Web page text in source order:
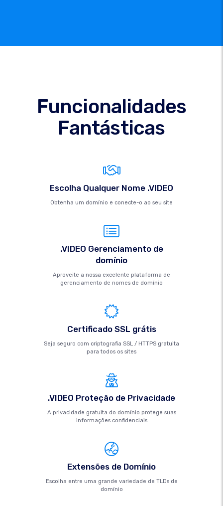
Funcionalidades
Fantásticas
Escolha Qualquer Nome .VIDEO
Obtenha um domínio e conecte-o ao seu site
.VIDEO Gerenciamento de
domínio
Aproveite a nossa excelente plataforma de
gerenciamento de nomes de domínio
Certificado SSL grátis
Seja seguro com criptografia SSL / HTTPS gratuita
para todos os sites
.VIDEO Proteção de Privacidade
A privacidade gratuita do domínio protege suas
informações confidenciais
Extensões de Domínio
Escolha entre uma grande variedade de TLDs de
domínio